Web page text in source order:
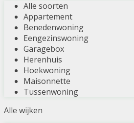
Alle soorten
Appartement
Benedenwoning
Eengezinswoning
Garagebox
Herenhuis
Hoekwoning
Maisonnette
Tussenwoning
Alle wijken